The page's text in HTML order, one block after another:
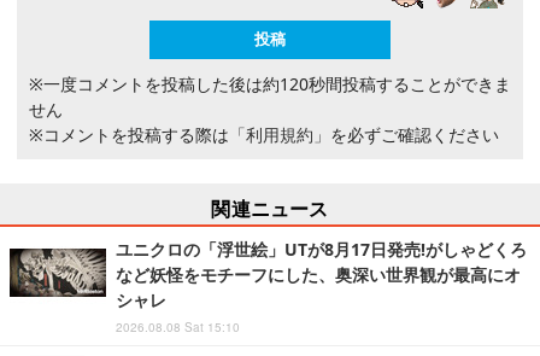
※一度コメントを投稿した後は約120秒間投稿することができま
せん
※コメントを投稿する際は 「利用規約」 を必ずご確認ください
関連ニュース
ユニクロの「浮世絵」UTが8月17日発売!がしゃどくろ
など妖怪をモチーフにした、奥深い世界観が最高にオ
シャレ
2026.08.08 Sat 15:10